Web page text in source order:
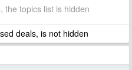
the topics list is hidden
deals, is not hidden